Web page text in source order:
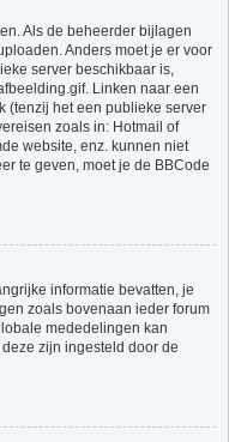
Als de beheerder bijlagen
Anders moet je er voor
server beschikbaar is,
Linken naar een
(tenzij het een publieke server
zoals in: Hotmail of
website, enz. kunnen niet
te geven, moet je de BBCode
informatie bevatten, je
zoals bovenaan ieder forum
mededelingen kan
zijn ingesteld door de